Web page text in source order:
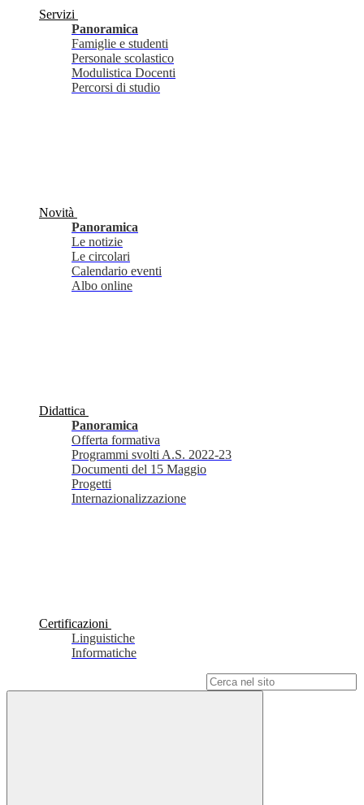
Servizi
Panoramica
Famiglie e studenti
Personale scolastico
Modulistica Docenti
Percorsi di studio
Novità
Panoramica
Le notizie
Le circolari
Calendario eventi
Albo online
Didattica
Panoramica
Offerta formativa
Programmi svolti A.S. 2022-23
Documenti del 15 Maggio
Progetti
Internazionalizzazione
Certificazioni
Linguistiche
Informatiche